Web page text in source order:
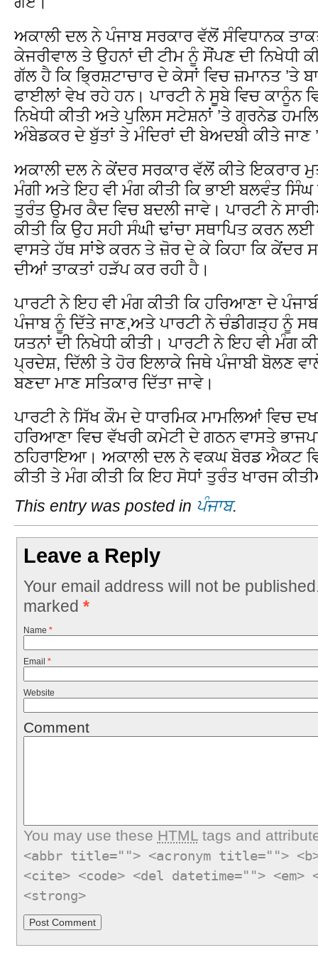
ਅਕਾਲੀ ਦਲ ਨੇ ਪੰਜਾਬ ਸਰਕਾਰ ਵੱਲੋਂ ਸੰਵਿਧਾਨਕ
ਕੇਜਰੀਵਾਲ ਤੇ ਉਹਨਾਂ ਦੀ ਟੀਮ ਨੂੰ ਸੌਂਪਣ ਦੀ ਨਿਖੇਧੀ
ਗੱਲ ਹੈ ਕਿ ਭ੍ਰਿਸ਼ਟਾਚਾਰ ਦੇ ਕੇਸਾਂ ਵਿਚ ਜ਼ਮਾਨਤ
ਫਾਈਲਾਂ ਵੇਖ ਰਹੇ ਹਨ। ਪਾਰਟੀ ਨੇ ਸੂਬੇ ਵਿਚ ਕਾਨੂੰਨ
ਨਿਖੇਧੀ ਕੀਤੀ ਅਤੇ ਪੁਲਿਸ ਸਟੇਸ਼ਨਾਂ ’ਤੇ ਗ੍ਰਨੇਡ
ਅੰਬੇਡਕਰ ਦੇ ਬੁੱਤਾਂ ਤੇ ਮੰਦਿਰਾਂ ਦੀ ਬੇਅਦਬੀ ਕੀਤੇ ਜਾਣ
ਅਕਾਲੀ ਦਲ ਨੇ ਕੇਂਦਰ ਸਰਕਾਰ ਵੱਲੋਂ ਕੀਤੇ ਇਕਰਾਰ
ਮੰਗੀ ਅਤੇ ਇਹ ਵੀ ਮੰਗ ਕੀਤੀ ਕਿ ਭਾਈ ਬਲਵੰਤ ਸਿੰਘ
ਤੁਰੰਤ ਉਮਰ ਕੈਦ ਵਿਚ ਬਦਲੀ ਜਾਵੇ। ਪਾਰਟੀ ਨੇ
ਕੀਤੀ ਕਿ ਉਹ ਸਹੀ ਸੰਘੀ ਢਾਂਚਾ ਸਥਾਪਿਤ ਕਰਨ
ਵਾਸਤੇ ਹੱਥ ਸਾਂਝੇ ਕਰਨ ਤੇ ਜ਼ੋਰ ਦੇ ਕੇ ਕਿਹਾ ਕਿ ਕੇਂਦਰ
ਦੀਆਂ ਤਾਕਤਾਂ ਹੜੱਪ ਕਰ ਰਹੀ ਹੈ।
ਪਾਰਟੀ ਨੇ ਇਹ ਵੀ ਮੰਗ ਕੀਤੀ ਕਿ ਹਰਿਆਣਾ ਦੇ
ਪੰਜਾਬ ਨੂੰ ਦਿੱਤੇ ਜਾਣ,ਅਤੇ ਪਾਰਟੀ ਨੇ ਚੰਡੀਗੜ੍ਹ ਨੂੰ
ਯਤਨਾਂ ਦੀ ਨਿਖੇਧੀ ਕੀਤੀ। ਪਾਰਟੀ ਨੇ ਇਹ ਵੀ ਮੰਗ
ਪ੍ਰਦੇਸ਼, ਦਿੱਲੀ ਤੇ ਹੋਰ ਇਲਾਕੇ ਜਿਥੇ ਪੰਜਾਬੀ ਬੋਲਣ
ਬਣਦਾ ਮਾਣ ਸਤਿਕਾਰ ਦਿੱਤਾ ਜਾਵੇ।
ਪਾਰਟੀ ਨੇ ਸਿੱਖ ਕੌਮ ਦੇ ਧਾਰਮਿਕ ਮਾਮਲਿਆਂ ਵਿਚ
ਹਰਿਆਣਾ ਵਿਚ ਵੱਖਰੀ ਕਮੇਟੀ ਦੇ ਗਠਨ ਵਾਸਤੇ
ਠਹਿਰਾਇਆ। ਅਕਾਲੀ ਦਲ ਨੇ ਵਕਘ ਬੋਰਡ ਐਕਟ
ਕੀਤੀ ਤੇ ਮੰਗ ਕੀਤੀ ਕਿ ਇਹ ਸੋਧਾਂ ਤੁਰੰਤ ਖਾਰਜ
This entry was posted in ਪੰਜਾਬ.
Leave a Reply
Your email address will not be
marked *
Name *
Email *
Website
Comment
You may use these HTMLtags and
<abbr title=""> <acronym title="">
<cite> <code> <del datetime="">
<strong>